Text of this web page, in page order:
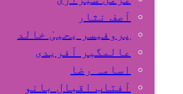
آصف نثار
پروفیسر یحییٰ خالد
عالمگیر آفریدی
اسامہ رضا
آفتاب اقبال بانو